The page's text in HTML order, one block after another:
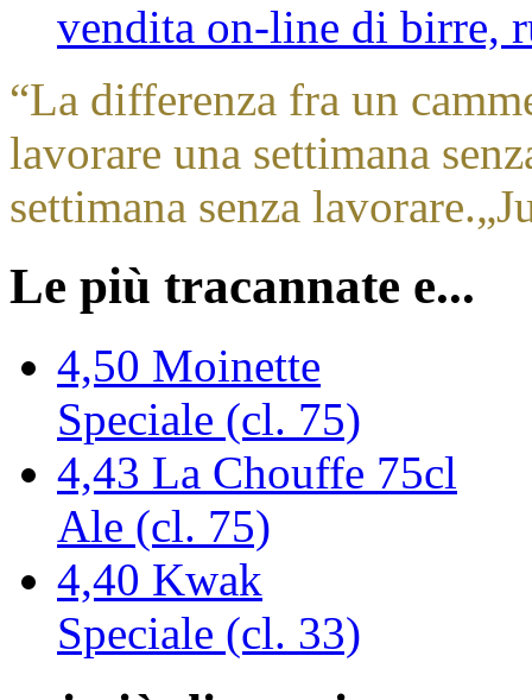
vendita on-line di birre,
“La differenza fra un
lavorare una settimana
settimana senza lavorare.„
Le più tracannate e...
4,50 Moinette
Speciale (cl. 75)
4,43 La Chouffe 75cl
Ale (cl. 75)
4,40 Kwak
Speciale (cl. 33)